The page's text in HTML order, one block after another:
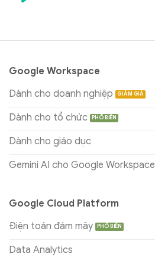
Google Workspace
Dành cho doanh nghiệp
Dành cho tổ chức
Dành cho giáo dục
Gemini AI cho Google Workspace
Google Cloud Platform
Điện toán đám mây
Data Analytics